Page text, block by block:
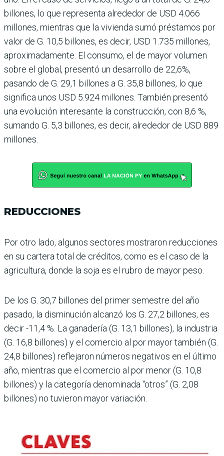
billones, lo que representa alrededor de USD 4.066
millones, mientras que la vivienda sumó préstamos por
valor de G. 10,5 billones, es decir, USD 1.735 millones,
aproximadamente. El con­sumo, el de mayor volumen
sobre el global, presentó un desarrollo de 22,6%,
pasando de G. 29,1 billones a G. 35,8 billones, lo que
significa unos USD 5.924 millones. También presentó
una evolución inte­resante la construcción, con 8,6 %,
sumando G. 5,3 billo­nes, es decir, alrededor de USD 889
millones.
REDUCCIONES
Por otro lado, algunos sec­tores mostraron reduccio­nes
en su cartera total de créditos, como es el caso de la
agricultura, donde la soja es el rubro de mayor peso.
De los G. 30,7 billo­nes del primer semestre del año
pasado, la disminución alcanzó los G. 27,2 billones, es
decir -11,4 %. La gana­dería (G. 13,1 billones), la industria
(G. 16,8 billones) y el comercio al por mayor también (G.
24,8 billones) reflejaron números negati­vos en el último
año, mien­tras que el comercio al por menor (G. 10,8
billones) y la categoría denominada “otros” (G. 2,08
billones) no tuvieron mayor variación.